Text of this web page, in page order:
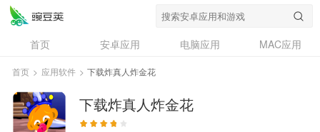
首页 安卓应用 电脑应用
MAC应用
资讯
专题
问答
首页 > 应用软件 > 下载炸真人炸金花
下载炸真人炸金花